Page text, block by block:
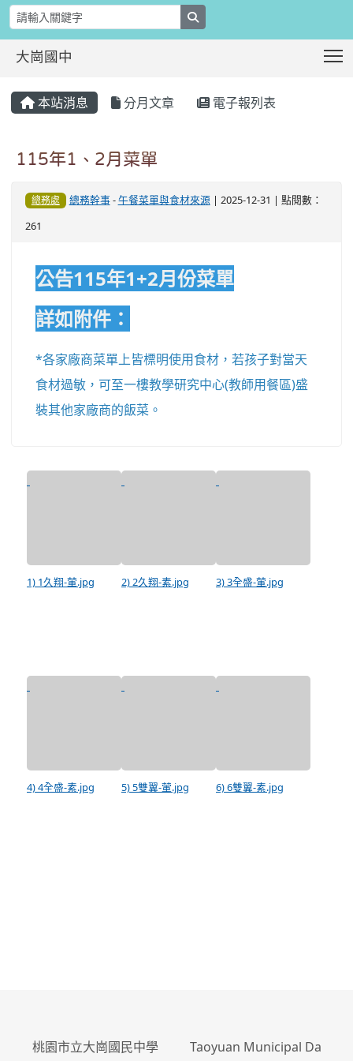
大崗國中
本站消息 分月文章 電子報列表
115年1、2月菜單
總務處 總務幹事-午餐菜單與食材來源| 2025-12-31 | 點閱數：
261
公告115年1+2月份菜單
詳如附件：
*各家廠商菜單上皆標明使用食材，若孩子對當天
食材過敏，可至一樓教學研究中心(教師用餐區)盛
裝其他家廠商的飯菜。
1) 1久翔-葷.jpg 2) 2久翔-素.jpg 3) 3全盛-葷.jpg
4) 4全盛-素.jpg 5) 5雙翼-葷.jpg 6) 6雙翼-素.jpg
桃園市立大崗國民中學 Taoyuan Municipal Da